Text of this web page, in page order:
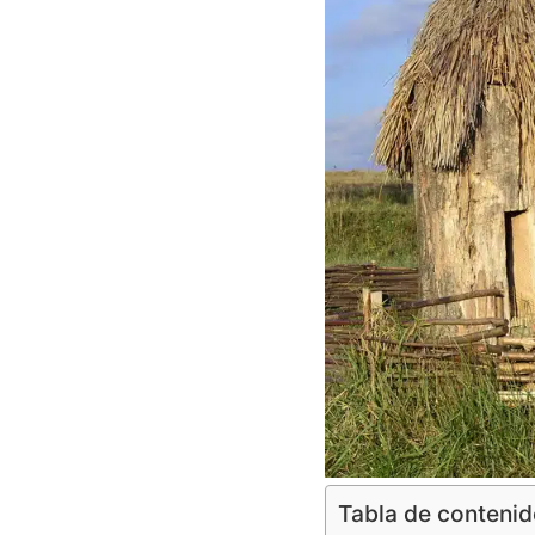
Tabla de